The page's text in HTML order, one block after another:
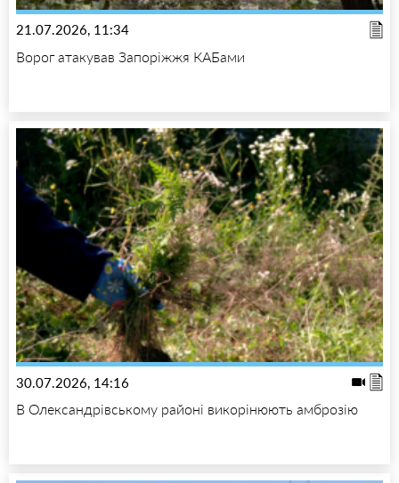
21.07.2026, 11:34
Ворог атакував Запоріжжя КАБами
30.07.2026, 14:16
В Олександрівському районі викорінюють амброзію